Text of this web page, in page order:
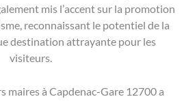
mis l’accent sur la promotion
reconnaissant le potentiel de la
destination attrayante pour les
visiteurs.
maires à Capdenac-Gare 12700 a